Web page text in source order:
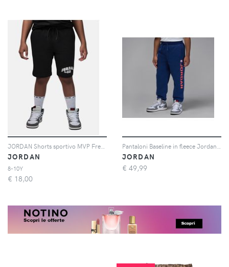
JORDAN
8-10Y
€ 18,00
JORDAN
€ 49,99